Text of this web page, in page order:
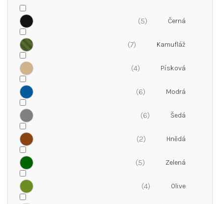
5
7
4
6
6
2
5
4